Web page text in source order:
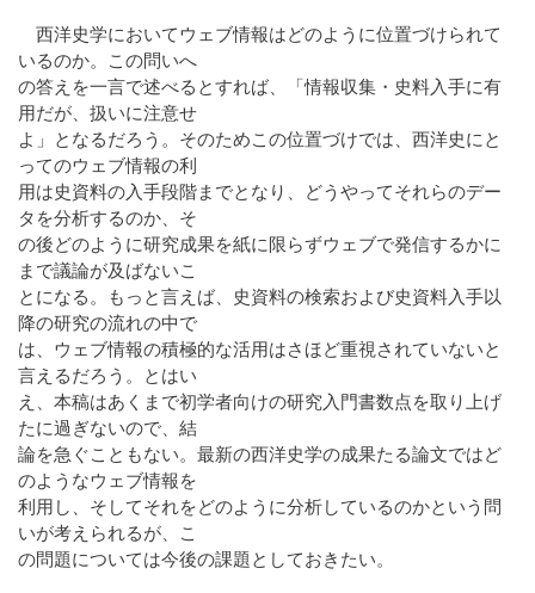
西洋史学においてウェブ情報はどのように位置づけられて
いるのか。この問いへ
の答えを一言で述べるとすれば、「情報収集・史料入手に有
用だが、扱いに注意せ
よ」となるだろう。そのためこの位置づけでは、西洋史にと
ってのウェブ情報の利
用は史資料の入手段階までとなり、どうやってそれらのデー
タを分析するのか、そ
の後どのように研究成果を紙に限らずウェブで発信するかに
まで議論が及ばないこ
とになる。もっと言えば、史資料の検索および史資料入手以
降の研究の流れの中で
は、ウェブ情報の積極的な活用はさほど重視されていないと
言えるだろう。とはい
え、本稿はあくまで初学者向けの研究入門書数点を取り上げ
たに過ぎないので、結
論を急ぐこともない。最新の西洋史学の成果たる論文ではど
のようなウェブ情報を
利用し、そしてそれをどのように分析しているのかという問
いが考えられるが、こ
の問題については今後の課題としておきたい。